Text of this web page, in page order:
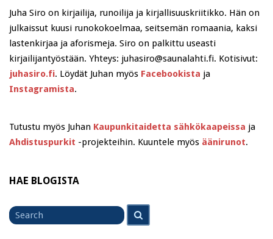
Juha Siro on kirjailija, runoilija ja kirjallisuuskriitikko. Hän on
julkaissut kuusi runokokoelmaa, seitsemän romaania, kaksi
lastenkirjaa ja aforismeja. Siro on palkittu useasti
kirjailijantyöstään. Yhteys: juhasiro@saunalahti.fi. Kotisivut:
juhasiro.fi. Löydät Juhan myös Facebookista ja
Instagramista.
Tutustu myös Juhan Kaupunkitaidetta sähkökaapeissa ja
Ahdistuspurkit -projekteihin. Kuuntele myös äänirunot.
HAE BLOGISTA
for